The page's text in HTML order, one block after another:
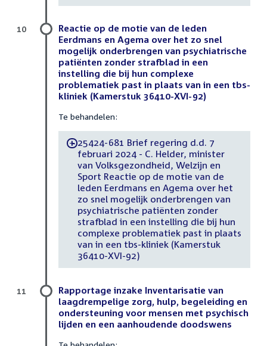
Reactie op de motie van de leden
Eerdmans en Agema over het zo snel
mogelijk onderbrengen van psychiatrische
patiënten zonder strafblad in een
instelling die bij hun complexe
problematiek past in plaats van in een tbs-
kliniek (Kamerstuk 36410-XVI-92)
Te behandelen:
-25424-681 Brief regering d.d. 7
februari 2024 - C. Helder, minister
van Volksgezondheid, Welzijn en
Sport Reactie op de motie van de
leden Eerdmans en Agema over het
zo snel mogelijk onderbrengen van
psychiatrische patiënten zonder
strafblad in een instelling die bij hun
complexe problematiek past in plaats
van in een tbs-kliniek (Kamerstuk
36410-XVI-92)
10
Rapportage inzake Inventarisatie van
laagdrempelige zorg, hulp, begeleiding en
ondersteuning voor mensen met psychisch
lijden en een aanhoudende doodswens
11